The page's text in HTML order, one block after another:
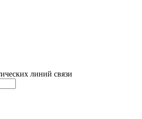
линий связи